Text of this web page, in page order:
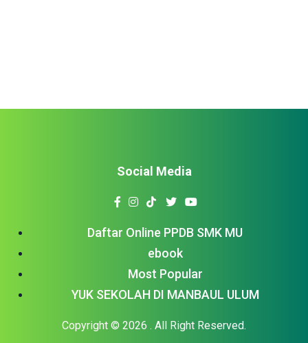
Daftar Online PPDB SMK MU
ebook
Most Popular
YUK SEKOLAH DI MANBAUL ULUM
Copyright © 2026 . All Right Reserved.
Social Media